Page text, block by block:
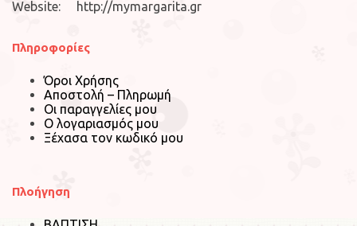
Website: http://mymargarita.gr
Πληροφορίες
Όροι Χρήσης
Αποστολή – Πληρωμή
Οι παραγγελίες μου
Ο λογαριασμός μου
Ξέχασα τον κωδικό μου
Πλοήγηση